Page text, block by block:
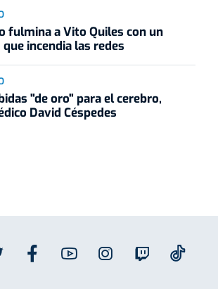
fulmina a Vito Quiles con un
incendia las redes
"de oro" para el cerebro,
David Céspedes